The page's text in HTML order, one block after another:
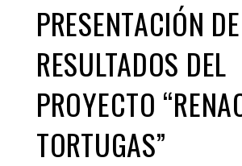
PRESENTACIÓN DE
RESULTADOS DEL
PROYECTO
TORTUGAS”